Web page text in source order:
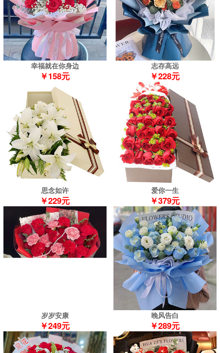
幸福就在你身边
￥158元
志存高远
￥228元
思念如许
￥229元
爱你一生
￥379元
岁岁安康
￥249元
晚风告白
￥289元